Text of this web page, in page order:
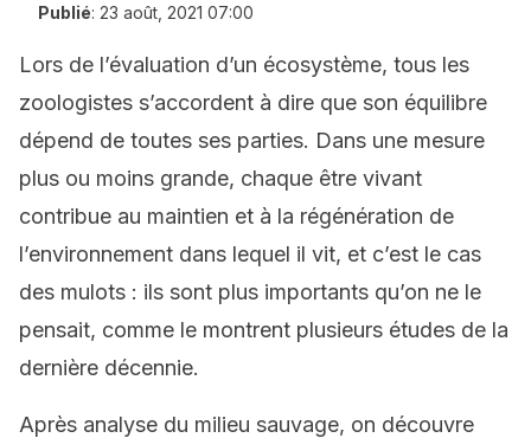
Publié: 23 août, 2021 07:00
Lors de l’évaluation d’un écosystème, tous les
zoologistes s’accordent à dire que son équilibre
dépend de toutes ses parties. Dans une mesure
plus ou moins grande, chaque être vivant
contribue au maintien et à la régénération de
l’environnement dans lequel il vit, et c’est le cas
des mulots : ils sont plus importants qu’on ne le
pensait, comme le montrent plusieurs études de la
dernière décennie.
Après analyse du milieu sauvage, on découvre